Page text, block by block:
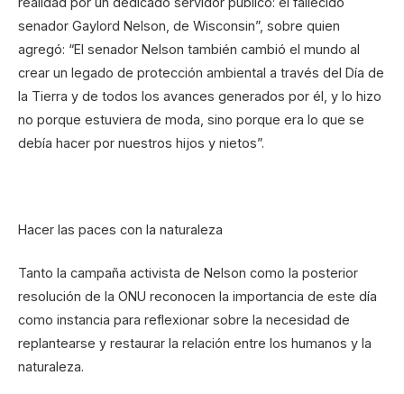
senador Gaylord Nelson, de Wisconsin”, sobre quien
agregó: “El senador Nelson también cambió el mundo al
crear un legado de protección ambiental a través del Día de
la Tierra y de todos los avances generados por él, y lo hizo
no porque estuviera de moda, sino porque era lo que se
debía hacer por nuestros hijos y nietos”.
Hacer las paces con la naturaleza
Tanto la campaña activista de Nelson como la posterior
resolución de la ONU reconocen la importancia de este día
como instancia para reflexionar sobre la necesidad de
replantearse y restaurar la relación entre los humanos y la
naturaleza.